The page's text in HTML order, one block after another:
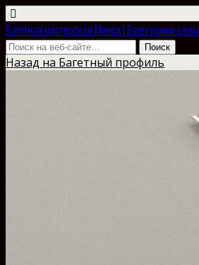
Багетная мастерская Минск | багет рамки цены
Назад на Багетный профиль